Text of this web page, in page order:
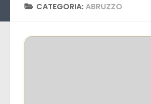
CATEGORIA:ABRUZZO